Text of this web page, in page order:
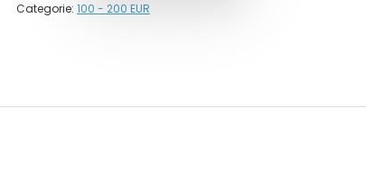
Categorie: 100 - 200 EUR